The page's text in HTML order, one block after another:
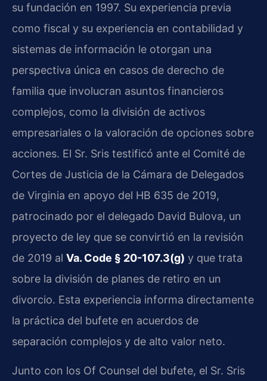
su fundación en 1997. Su experiencia previa
como fiscal y su experiencia en contabilidad y
sistemas de información le otorgan una
perspectiva única en casos de derecho de
familia que involucran asuntos financieros
complejos, como la división de activos
empresariales o la valoración de opciones sobre
acciones. El Sr. Sris testificó ante el Comité de
Cortes de Justicia de la Cámara de Delegados
de Virginia en apoyo del HB 635 de 2019,
patrocinado por el delegado David Bulova, un
proyecto de ley que se convirtió en la revisión
de 2019 al Va. Code § 20-107.3(g) y que trata
sobre la división de planes de retiro en un
divorcio. Esta experiencia informa directamente
la práctica del bufete en acuerdos de
separación complejos y de alto valor neto.
Junto con los Of Counsel del bufete, el Sr. Sris